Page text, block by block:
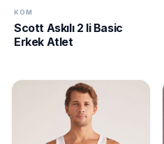
KOM
Scott Askılı 2 li Basic
Erkek Atlet